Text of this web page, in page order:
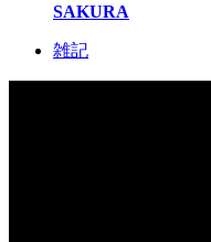
SAKURA
雑記